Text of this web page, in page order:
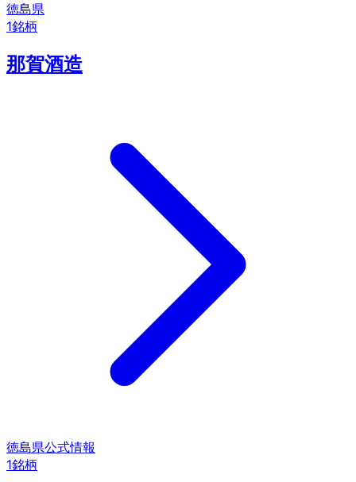
徳島県
1銘柄
那賀酒造
徳島県公式情報
1銘柄